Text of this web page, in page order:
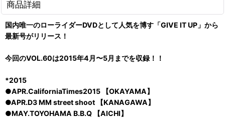
商品詳細
国内唯一のローライダーDVDとして人気を博す「GIVE IT UP」から
最新号がリリース！
今回のVOL.60は2015年4月〜5月までを収録！！
*2015
●APR.CaliforniaTimes2015 【OKAYAMA】
●APR.D3 MM street shoot 【KANAGAWA】
●MAY.TOYOHAMA B.B.Q 【AICHI】